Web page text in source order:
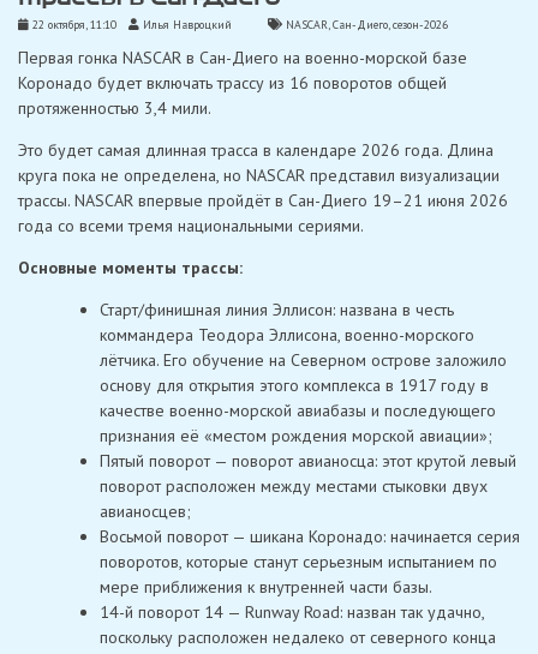
22 октября, 11:10 Илья Навроцкий NASCAR,Сан-Диего,сезон-2026
Первая гонка NASCAR в Сан-Диего на военно-морской базе
Коронадо будет включать трассу из 16 поворотов общей
протяженностью 3,4 мили.
Это будет самая длинная трасса в календаре 2026 года. Длина
круга пока не определена, но NASCAR представил визуализации
трассы. NASCAR впервые пройдёт в Сан-Диего 19–21 июня 2026
года со всеми тремя национальными сериями.
Основные моменты трассы:
Старт/финишная линия Эллисон: названа в честь
коммандера Теодора Эллисона, военно-морского
лётчика. Его обучение на Северном острове заложило
основу для открытия этого комплекса в 1917 году в
качестве военно-морской авиабазы ​​и последующего
признания её «местом рождения морской авиации»;
Пятый поворот — поворот авианосца: этот крутой левый
поворот расположен между местами стыковки двух
авианосцев;
Восьмой поворот — шикана Коронадо: начинается серия
поворотов, которые станут серьезным испытанием по
мере приближения к внутренней части базы.
14-й поворот 14 — Runway Road: назван так удачно,
поскольку расположен недалеко от северного конца